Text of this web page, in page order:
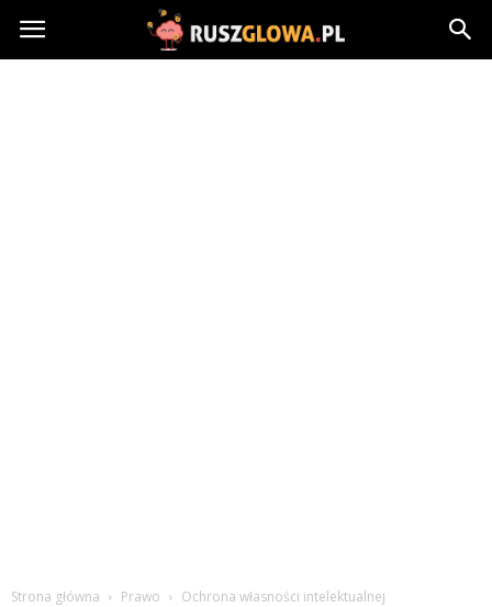
Ruszglowa.pl
Strona główna Prawo Ochrona własności intelektualnej